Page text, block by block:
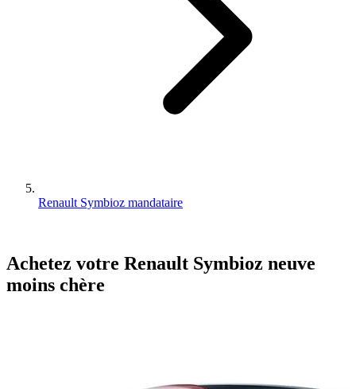
Renault Symbioz mandataire
Achetez votre Renault Symbioz neuve
moins chère